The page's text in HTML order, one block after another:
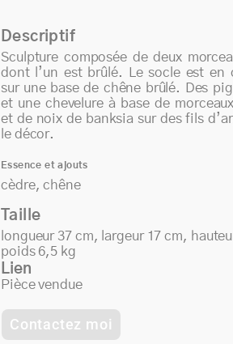
Descriptif
Sculpture composée de deux
dont l’un est brûlé. Le socle est en
sur une base de chêne brûlé. Des
et une chevelure à base de
et de noix de banksia sur des fils
le décor.
Essence et ajouts
cèdre, chêne
Taille
longueur 37 cm, largeur 17 cm,
poids 6,5 kg
Lien
Pièce vendue
Contactez moi